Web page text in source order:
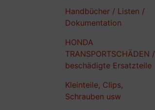
Handbücher / Listen /
Dokumentation
HONDA
TRANSPORTSCHÄDEN /
beschädigte Ersatzteile
Kleinteile, Clips,
Schrauben usw